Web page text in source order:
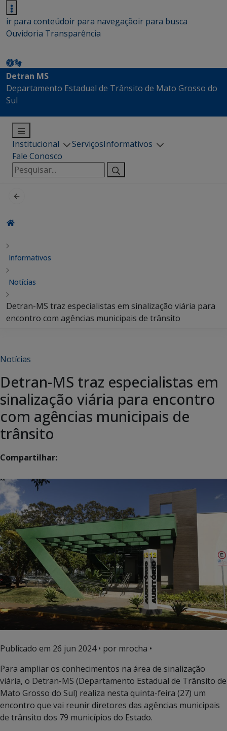
ir para conteúdoir para navegaçãoir para busca
Ouvidoria Transparência
Detran MS
Departamento Estadual de Trânsito de Mato Grosso do
Sul
Institucional ServiçosInformativos
Fale Conosco
Pesquisar
por:
Informativos
Notícias
Detran-MS traz especialistas em sinalização viária para
encontro com agências municipais de trânsito
Notícias
Detran-MS traz especialistas em
sinalização viária para encontro
com agências municipais de
trânsito
Compartilhar:
Publicado em 26 jun 2024• por mrocha •
Para ampliar os conhecimentos na área de sinalização
viária, o Detran-MS (Departamento Estadual de Trânsito de
Mato Grosso do Sul) realiza nesta quinta-feira (27) um
encontro que vai reunir diretores das agências municipais
de trânsito dos 79 municípios do Estado.